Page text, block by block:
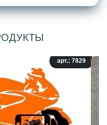
арт.: 7829